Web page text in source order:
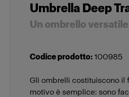
Packs
Umbrella Deep
Un ombrello
Codice prodotto: 100985
Gli ombrelli costituiscono il
motivo è semplice: sono